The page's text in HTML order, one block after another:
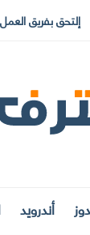
إلتحق بفريق العمل
أندرويد